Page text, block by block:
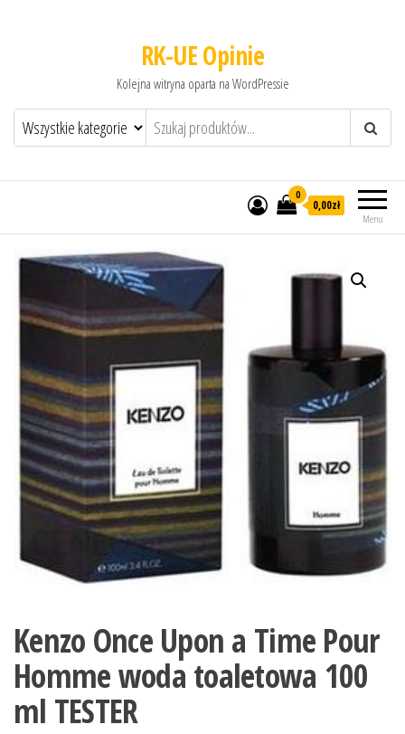
RK-UE Opinie
Kolejna witryna oparta na WordPressie
Menu
0
0,00zł
Kenzo Once Upon a Time Pour
Homme woda toaletowa 100
ml TESTER